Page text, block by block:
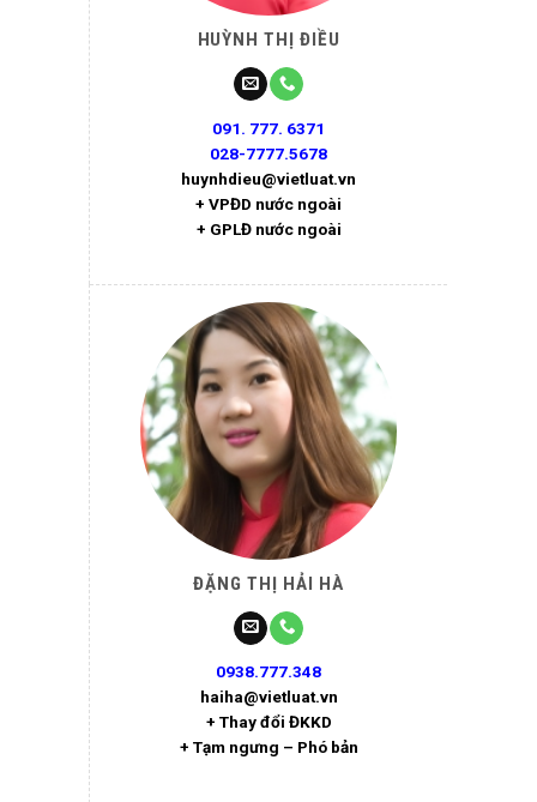
HUỲNH THỊ ĐIỀU
091. 777. 6371
028-7777.5678
huynhdieu@vietluat.vn
+ VPĐD nước ngoài
+ GPLĐ nước ngoài
ĐẶNG THỊ HẢI HÀ
0938.777.348
haiha@vietluat.vn
+ Thay đổi ĐKKD
+ Tạm ngưng – Phó bản